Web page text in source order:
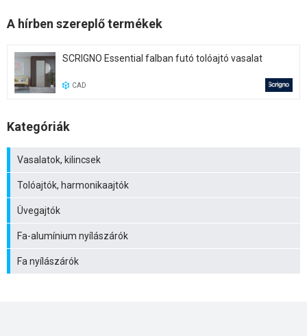
A hírben szereplő termékek
SCRIGNO Essential falban futó tolóajtó vasalat
CAD
Kategóriák
Vasalatok, kilincsek
Tolóajtók, harmonikaajtók
Üvegajtók
Fa-alumínium nyílászárók
Fa nyílászárók